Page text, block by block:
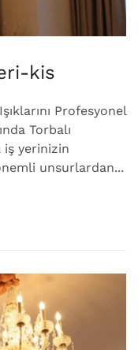
kis
Profesyonel
Torbalı
iş yerinizin
unsurlardan...